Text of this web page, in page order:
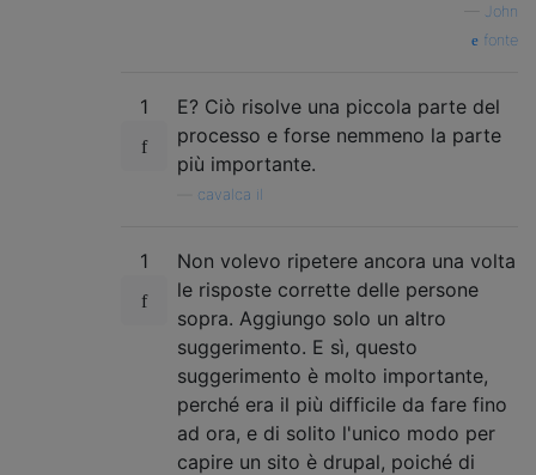
John
fonte
1
E? Ciò risolve una piccola parte del
processo e forse nemmeno la parte
più importante.
cavalca il
1
Non volevo ripetere ancora una volta
le risposte corrette delle persone
sopra. Aggiungo solo un altro
suggerimento. E sì, questo
suggerimento è molto importante,
perché era il più difficile da fare fino
ad ora, e di solito l'unico modo per
capire un sito è drupal, poiché di